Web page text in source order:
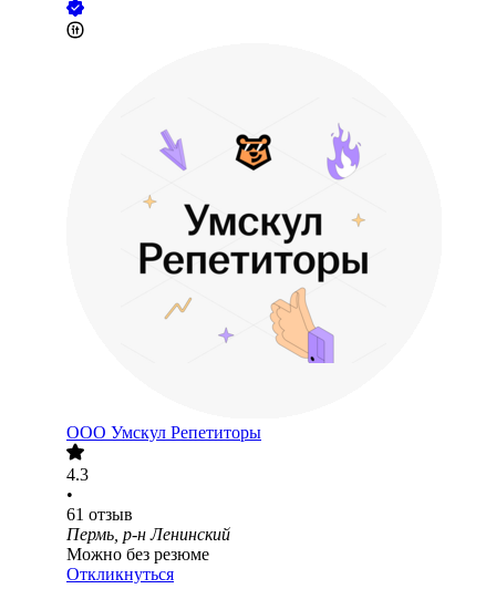
ООО Умскул Репетиторы
4.3
•
61 отзыв
Пермь, р-н Ленинский
Можно без резюме
Откликнуться